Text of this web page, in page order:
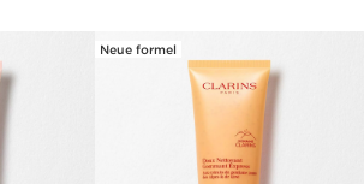
Neue formel